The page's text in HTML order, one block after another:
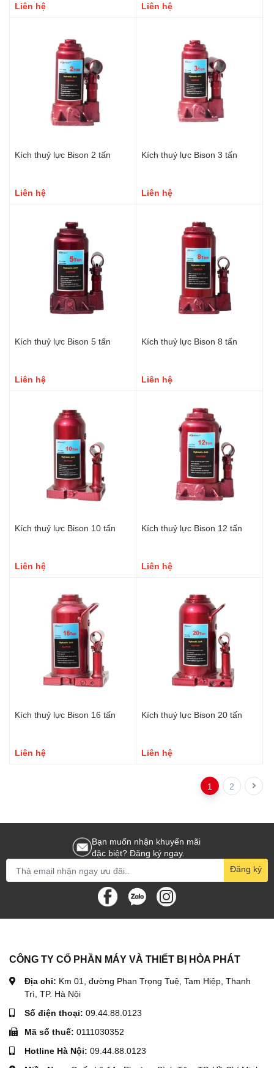
Liên hệ Liên hệ
Kích thuỷ lực Bison 2 tấn
Liên hệ
Kích thuỷ lực Bison 3 tấn
Liên hệ
Kích thuỷ lực Bison 5 tấn
Liên hệ
Kích thuỷ lực Bison 8 tấn
Liên hệ
Kích thuỷ lực Bison 10 tấn
Liên hệ
Kích thuỷ lực Bison 12 tấn
Liên hệ
Kích thuỷ lực Bison 16 tấn
Liên hệ
Kích thuỷ lực Bison 20 tấn
Liên hệ
1 2
Bạn muốn nhận khuyến mãi
đặc biệt? Đăng ký ngay.
Đăng ký
CÔNG TY CỔ PHẦN MÁY VÀ THIẾT BỊ HÒA PHÁT
Địa chỉ: Km 01, đường Phan Trọng Tuệ, Tam Hiệp, Thanh
Trì, TP. Hà Nội
Số điện thoại: 09.44.88.0123
Mã số thuế: 0111030352
Hotline Hà Nội: 09.44.88.0123